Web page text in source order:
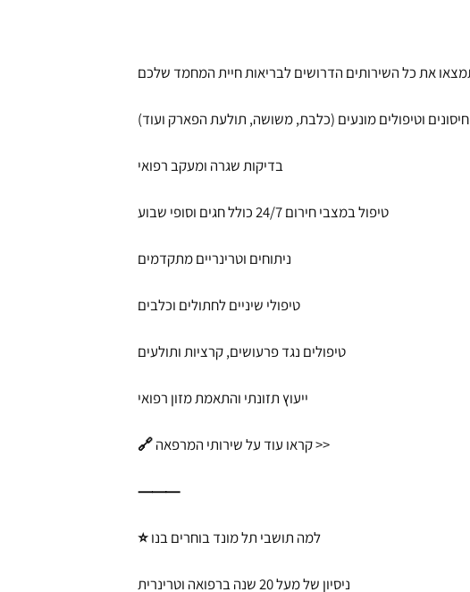
חיסונים וטיפולים מונעים (כלבת, משושה, תולעת הפארק ועוד)
בדיקות שגרה ומעקב רפואי
טיפול במצבי חירום 24/7 כולל חגים וסופי שבוע
ניתוחים וטרינריים מתקדמים
טיפולי שיניים לחתולים וכלבים
טיפולים נגד פרעושים, קרציות ותולעים
ייעוץ תזונתי והתאמת מזון רפואי
🔗 קראו עוד על שירותי המרפאה >>
⸻
⭐ למה תושבי תל מונד בוחרים בנו
ניסיון של מעל 20 שנה ברפואה וטרינרית